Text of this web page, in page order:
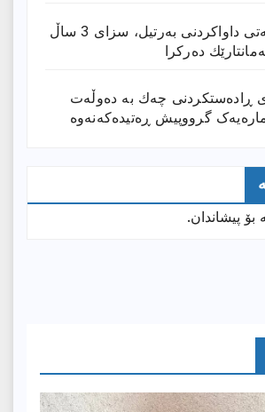
بەغداد.. بە تۆمەتی داواكردنی بەرتیل، سزای 3 ساڵ
دەركرا
ڕادەستكردنی چەك بە دەوڵەت
گرووپیش ڕەتیدەکەنەوە
بۆ پیشاندان.